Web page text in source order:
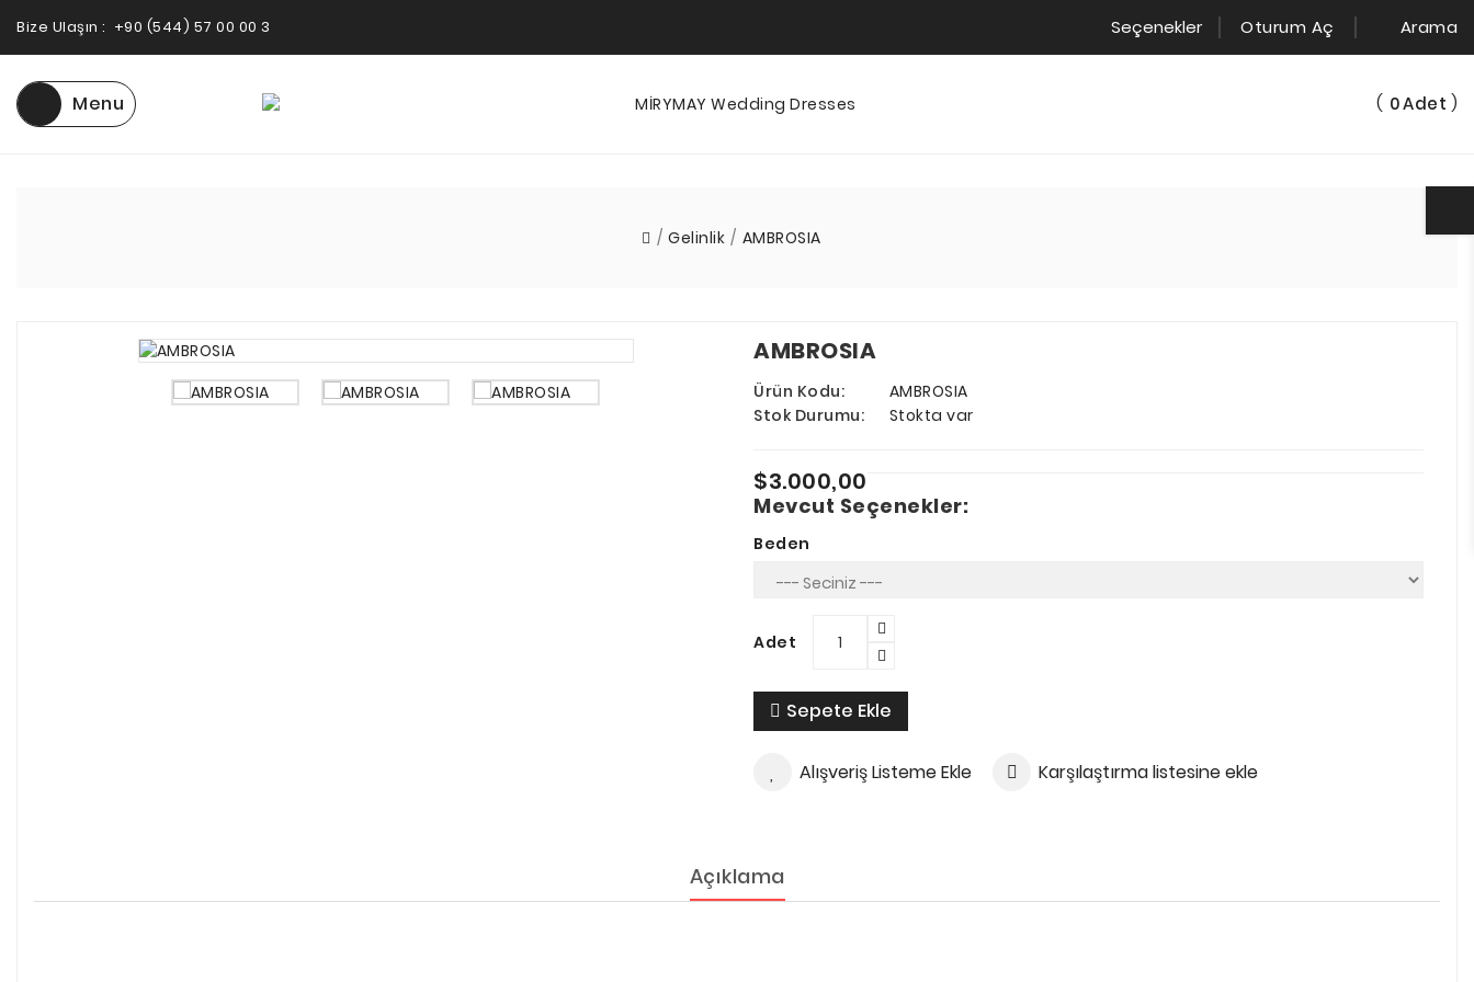
Bize Ulaşın : +90 (544) 57 00 00 3 Seçenekler Oturum Aç Arama
Menu ( 0Adet )
Gelinlik AMBROSIA
AMBROSIA
Ürün Kodu:
AMBROSIA
Stok Durumu:
Stokta var
$3.000,00
Mevcut Seçenekler:
Beden
Adet
Sepete Ekle
Alışveriş Listeme Ekle Karşılaştırma listesine ekle
Açıklama